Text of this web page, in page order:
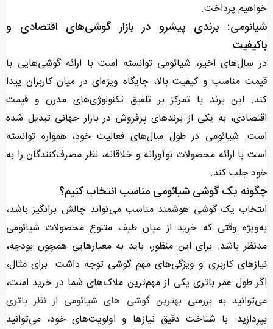
خواهیم پرداخت.
شیائومی: برندی پیشرو در بازار گوشی‌های اقتصادی و
باکیفیت
در سال‌های اخیر، شیائومی توانسته است با ارائه گوشی‌هایی با
قیمت مناسب و کیفیت بالا، جایگاه ویژه‌ای در میان کاربران پیدا
کند. این برند با تمرکز بر تلفیق تکنولوژی‌های مدرن و قیمت
اقتصادی، به یکی از برندهای پرفروش در بازار جهانی تبدیل شده
است. شیائومی در طول سال‌های فعالیت خود، همواره توانسته
است با ارائه محصولات نوآورانه و خلاقانه، نظر مصرف‌کنندگان را به
خود جلب کند.
چگونه یک گوشی شیائومی مناسب انتخاب کنیم؟
انتخاب یک گوشی هوشمند مناسب می‌تواند چالش برانگیز باشد،
به‌ویژه وقتی که خرید از میان طیف متنوع محصولات شیائومی
مدنظر باشد. برای این منظور، باید به معیارهایی همچون بودجه،
نیازهای کاربری و ویژگی‌های مهم گوشی توجه داشت. برای مثال،
اگر طول عمر باتری یکی از مهم‌ترین ملاک‌های شما در خرید است،
می‌توانید به بررسیبهترین گوشی های شیائومی از نظر باتری
بپردازید. با شناخت دقیق نیازها و اولویت‌های خود، می‌توانید